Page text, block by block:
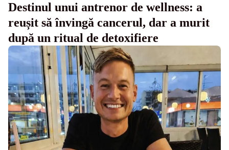
Destinul unui antrenor de wellness: a
reușit să învingă cancerul, dar a murit
după un ritual de detoxifiere